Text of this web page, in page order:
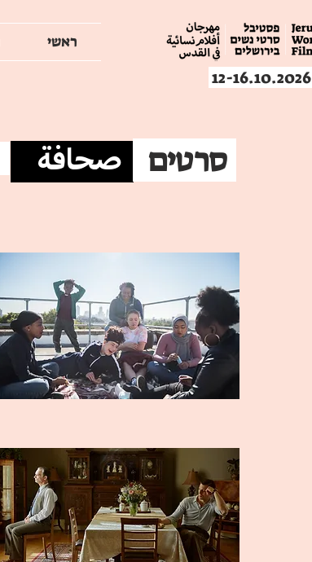
ראשי
12-16.10.2026
صحافة סרטים